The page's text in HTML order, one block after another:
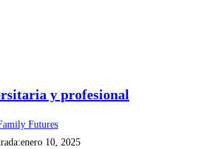
y profesional
Futures
enero 10, 2025